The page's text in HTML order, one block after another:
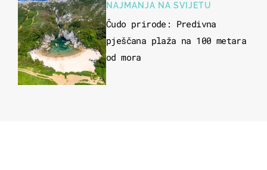
NAJMANJA NA SVIJETU
Čudo prirode: Predivna
pješčana plaža na 100 metara
od mora